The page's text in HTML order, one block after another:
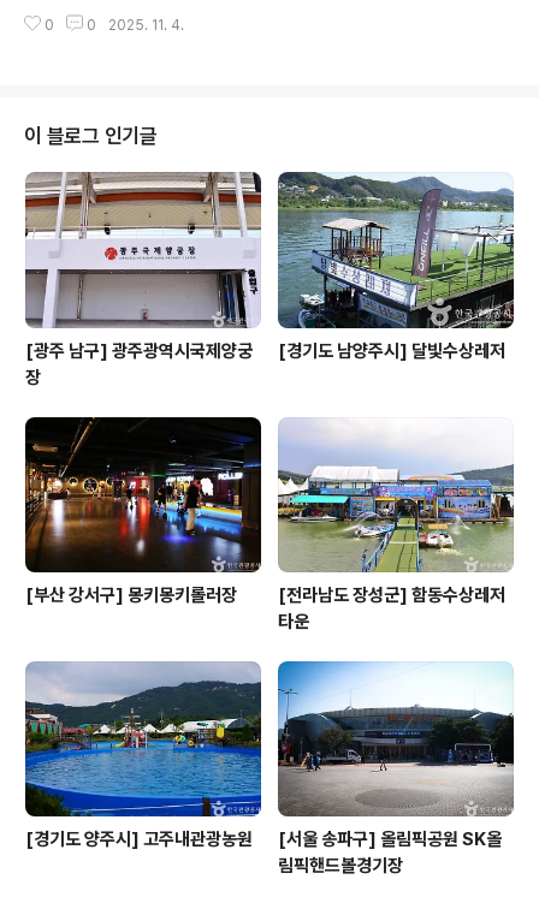
포해변이 있어 연계 여행에 나서기 수월하다. ※ 소개 정보
리 잡았다. 캠핑장에는 파쇄석으로 이뤄진 오토캠핑 사이
침대, 냉난방시설, 취사도구 등 일상생활이 가능할 정도의
시설이 갖춰져 있다. 주변에 안동민속촌과 안동문화관광단
지가 있어 함께 둘러보기 좋다. ※ 소개 정보 - 문의및안내 :
0507-1369-1400 - 쉬는날 : 연중무휴 - 이용시간 : [캠
핑]- 입실 14:00- 퇴실 12:00..
0 0 2025. 11. 4.
이 블로그 인기글
[광주 남구] 광주광역시국제양궁
장
[경기도 남양주시] 달빛수상레저
[부산 강서구] 몽키몽키롤러장
[전라남도 장성군] 함동수상레저
타운
[경기도 양주시] 고주내관광농원
[서울 송파구] 올림픽공원 SK올
림픽핸드볼경기장